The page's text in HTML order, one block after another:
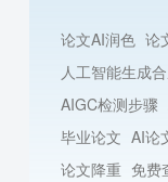
论文AI润色 论
人工智能生成
AIGC检测步骤
毕业论文 AI论
论文降重 免费